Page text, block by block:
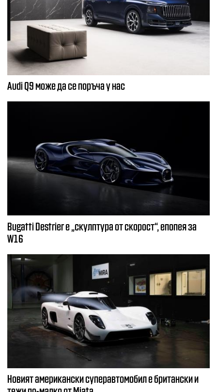
Audi Q9 може да се поръча у нас
Bugatti Destrier е „скулптура от скорост“, епопея за
W16
Новият американски суперавтомобил е британски и